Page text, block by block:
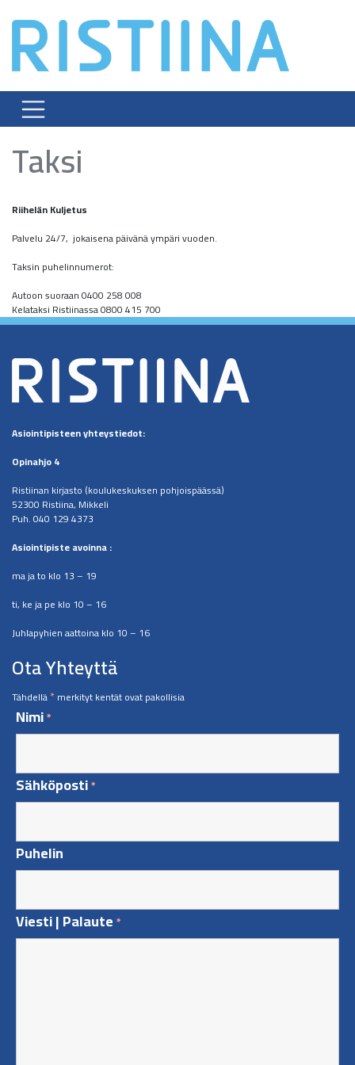
content
Taksi
Riihelän Kuljetus
Palvelu 24/7, jokaisena päivänä ympäri vuoden.
Taksin puhelinnumerot:
Autoon suoraan 0400 258 008
Kelataksi Ristiinassa 0800 415 700
Asiointipisteenyhteystiedot:
Opinahjo 4
Ristiinan kirjasto (koulukeskuksen pohjoispäässä)
52300 Ristiina, Mikkeli
Puh. 040 129 4373
​Asiointipiste avoinna :
ma ja to klo 13 – 19
ti, ke ja pe klo 10 – 16
Juhlapyhien aattoina klo 10 – 16
Ota Yhteyttä
Tähdellä*merkityt kentät ovat pakollisia
Nimi*
Sähköposti*
Puhelin
Viesti | Palaute*